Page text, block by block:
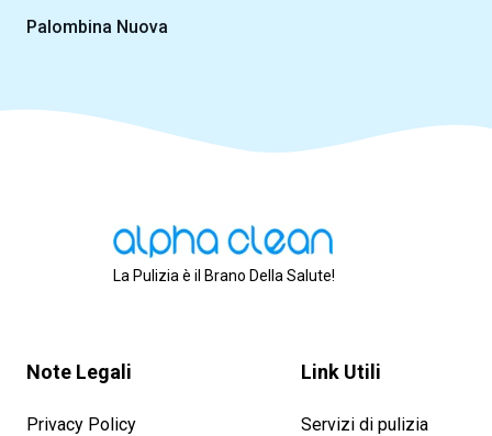
Palombina Nuova
La Pulizia è il Brano Della Salute!
Note Legali
Privacy Policy
Link Utili
Servizi di pulizia